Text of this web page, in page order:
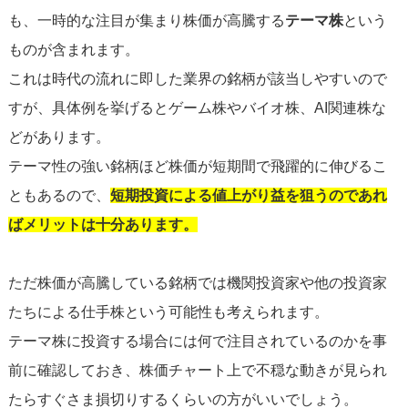
も、一時的な注目が集まり株価が高騰するテーマ株という
ものが含まれます。
これは時代の流れに即した業界の銘柄が該当しやすいので
すが、具体例を挙げるとゲーム株やバイオ株、AI関連株な
どがあります。
テーマ性の強い銘柄ほど株価が短期間で飛躍的に伸びるこ
ともあるので、 短期投資による値上がり益を狙うのであれ
ばメリットは十分あります。
ただ株価が高騰している銘柄では機関投資家や他の投資家
たちによる仕手株という可能性も考えられます。
テーマ株に投資する場合には何で注目されているのかを事
前に確認しておき、株価チャート上で不穏な動きが見られ
たらすぐさま損切りするくらいの方がいいでしょう。